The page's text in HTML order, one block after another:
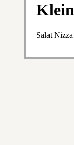
Salat Nizza